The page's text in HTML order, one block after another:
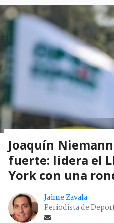
Joaquín
fuerte: lidera el
York con una
Jaime Zavala
Periodista de